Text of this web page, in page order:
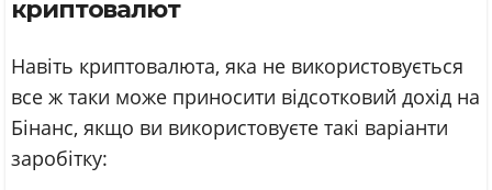
криптовалют
Навіть криптовалюта, яка не використовується
все ж таки може приносити відсотковий дохід на
Бінанс, якщо ви використовуєте такі варіанти
заробітку: